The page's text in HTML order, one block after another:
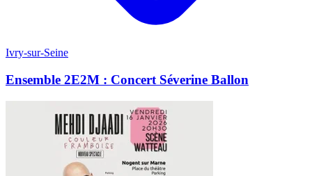
Ivry-sur-Seine
Ensemble 2E2M : Concert Séverine Ballon